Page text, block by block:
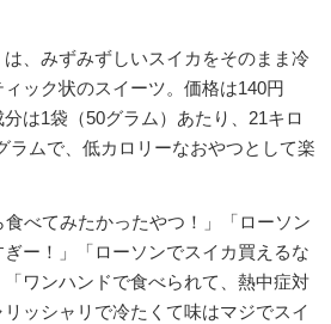
は、みずみずしいスイカをそのまま冷
ック状のスイーツ。価格は140円
分は1袋（50グラム）あたり、21キロ
ラムで、低カロリーなおやつとして楽
べてみたかったやつ！」「ローソン
ー！」「ローソンでスイカ買えるな
ワンハンドで食べられて、熱中症対
ッシャリで冷たくて味はマジでスイ